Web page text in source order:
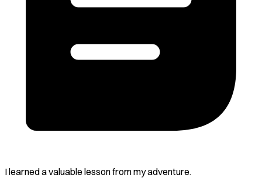
I learned a valuable lesson from my adventure.